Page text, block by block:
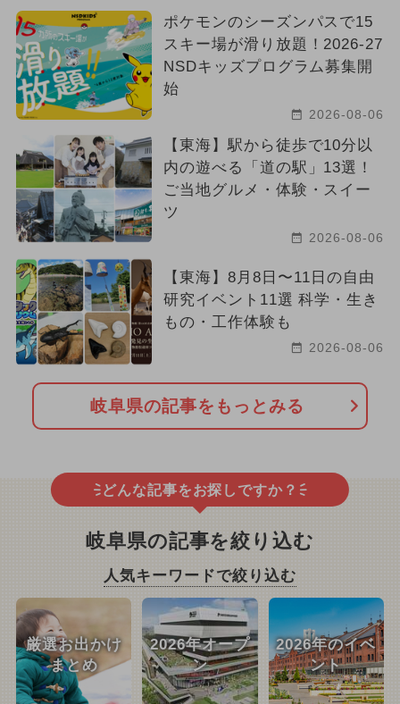
ポケモンのシーズンパスで15
スキー場が滑り放題！2026-27
NSDキッズプログラム募集開
始
2026-08-06
【東海】駅から徒歩で10分以
内の遊べる「道の駅」13選！
ご当地グルメ・体験・スイー
ツ
2026-08-06
【東海】8月8日〜11日の自由
研究イベント11選 科学・生き
もの・工作体験も
2026-08-06
岐阜県の記事をもっとみる
どんな記事をお探しですか？
岐阜県の記事を絞り込む
人気キーワードで絞り込む
厳選お出かけ
まとめ
2026年オープ
ン
2026年のイベ
ント